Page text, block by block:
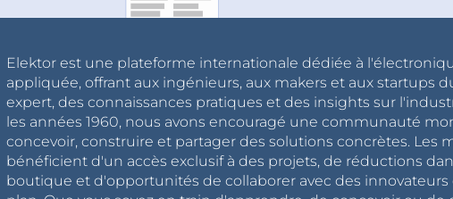
Elektor est une plateforme internationale dédiée à
appliquée, offrant aux ingénieurs, aux makers et aux startups
expert, des connaissances pratiques et des insights sur
les années 1960, nous avons encouragé une communauté
concevoir, construire et partager des solutions concrètes. Les
bénéficient d'un accès exclusif à des projets, de réductions
boutique et d'opportunités de collaborer avec des